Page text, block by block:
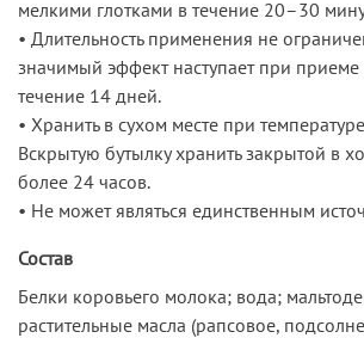
мелкими глотками в течение 20–30
• Длительность применения не
значимый эффект наступает при
течение 14 дней.
• Хранить в сухом месте при
Вскрытую бутылку хранить закрытой в
более 24 часов.
• Не может являться единственным
Состав
Белки коровьего молока; вода;
растительные масла (рапсовое,